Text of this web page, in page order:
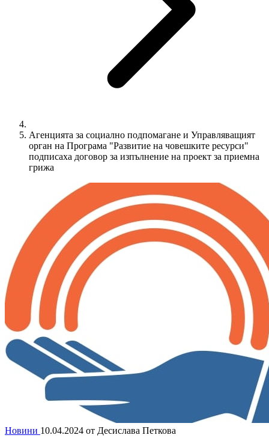
Агенцията за социално подпомагане и Управляващият
орган на Програма "Развитие на човешките ресурси"
подписаха договор за изпълнение на проект за приемна
грижа
Новини 10.04.2024 от Десислава Петкова